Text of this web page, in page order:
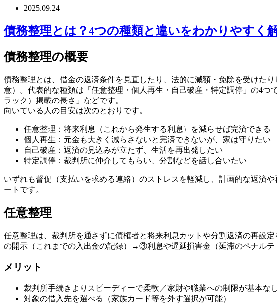
2025.09.24
債務整理とは？4つの種類と違いをわかりやすく
債務整理の概要
債務整理とは、借金の返済条件を見直したり、法的に減額・免除を受けた
意）。代表的な種類は「任意整理・個人再生・自己破産・特定調停」の4
ラック）掲載の長さ」などです。
向いている人の目安は次のとおりです。
任意整理：将来利息（これから発生する利息）を減らせば完済できる
個人再生：元金も大きく減らさないと完済できないが、家は守りたい
自己破産：返済の見込みが立たず、生活を再出発したい
特定調停：裁判所に仲介してもらい、分割などを話し合いたい
いずれも督促（支払いを求める連絡）のストレスを軽減し、計画的な返済
ートです。
任意整理
任意整理は、裁判所を通さずに債権者と将来利息カットや分割返済の再
の開示（これまでの入出金の記録）→③利息や遅延損害金（延滞のペナル
メリット
裁判所手続きよりスピーディーで柔軟／家財や職業への制限が基本なし
対象の借入先を選べる（家族カード等を外す選択が可能）